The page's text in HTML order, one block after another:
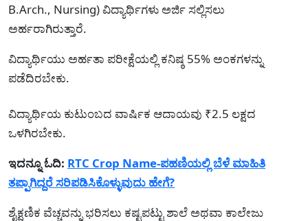
B.Arch., Nursing) ವಿದ್ಯಾರ್ಥಿಗಳು ಅರ್ಜಿ ಸಲ್ಲಿಸಲು
ಅರ್ಹರಾಗಿರುತ್ತಾರೆ.
ವಿದ್ಯಾರ್ಥಿಯು ಅರ್ಹತಾ ಪರೀಕ್ಷೆಯಲ್ಲಿ ಕನಿಷ್ಠ 55% ಅಂಕಗಳನ್ನು
ಪಡೆದಿರಬೇಕು.
ವಿದ್ಯಾರ್ಥಿಯ ಕುಟುಂಬದ ವಾರ್ಷಿಕ ಆದಾಯವು ₹2.5 ಲಕ್ಷದ
ಒಳಗಿರಬೇಕು.
ಇದನ್ನೂ ಓದಿ: RTC Crop Name-ಪಹಣಿಯಲ್ಲಿ ಬೆಳೆ ಮಾಹಿತಿ
ತಪ್ಪಾಗಿದ್ದರೆ ಸರಿಪಡಿಸಿಕೊಳ್ಳುವುದು ಹೇಗೆ?
ಶೈಕ್ಷಣಿಕ ವೆಚ್ಚವನ್ನು ಭರಿಸಲು ಕಷ್ಟಪಟ್ಟು ಶಾಲೆ ಅಥವಾ ಕಾಲೇಜು